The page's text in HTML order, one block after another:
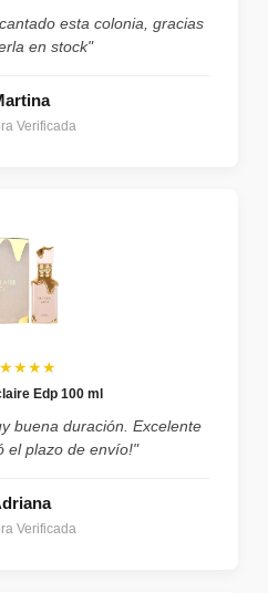
esta colonia, gracias
en stock"
Verificada
Edp 100 ml
buena duración. Excelente
el plazo de envío!"
Verificada